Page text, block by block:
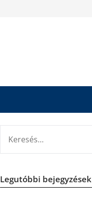
Legutóbbi bejegyzések